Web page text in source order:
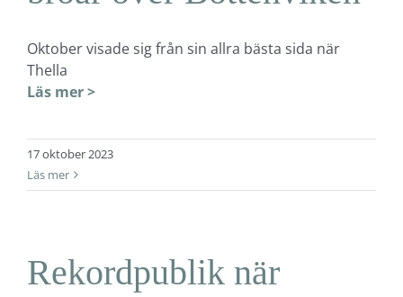
Oktober visade sig från sin allra bästa sida när
Thella
Läs mer >
17 oktober 2023
Läs mer
Rekordpublik när